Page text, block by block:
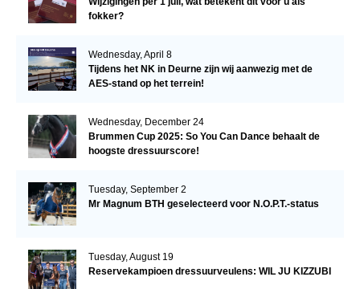
fokker?
Wednesday, April 8
Tijdens het NK in Deurne zijn wij aanwezig met de
AES-stand op het terrein!
Wednesday, December 24
Brummen Cup 2025: So You Can Dance behaalt de
hoogste dressuurscore!
Tuesday, September 2
Mr Magnum BTH geselecteerd voor N.O.P.T.-status
Tuesday, August 19
Reservekampioen dressuurveulens: WIL JU KIZZUBI